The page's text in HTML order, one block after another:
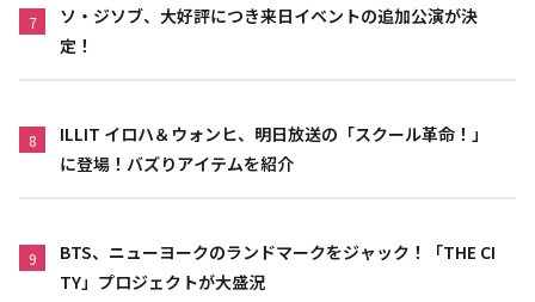
7
ソ・ジソブ、大好評につき来日イベントの追加公演が決
定！
8
ILLIT イロハ＆ウォンヒ、明日放送の「スクール革命！」
に登場！バズりアイテムを紹介
9
BTS、ニューヨークのランドマークをジャック！「THE CI
TY」プロジェクトが大盛況